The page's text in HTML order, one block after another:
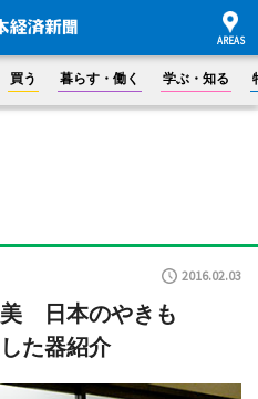
買う 暮らす・働く 学ぶ・知る
2016.02.03
日本のやきも
た器紹介